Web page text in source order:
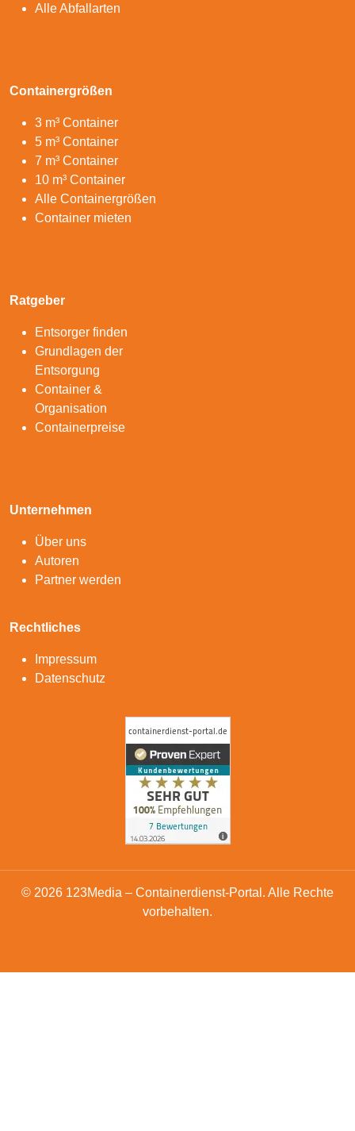
Alle Abfallarten
Containergrößen
3 m³ Container
5 m³ Container
7 m³ Container
10 m³ Container
Alle Containergrößen
Container mieten
Ratgeber
Entsorger finden
Grundlagen der
Entsorgung
Container &
Organisation
Containerpreise
Unternehmen
Über uns
Autoren
Partner werden
Rechtliches
Impressum
Datenschutz
© 2026 123Media – Containerdienst-Portal. Alle Rechte
vorbehalten.